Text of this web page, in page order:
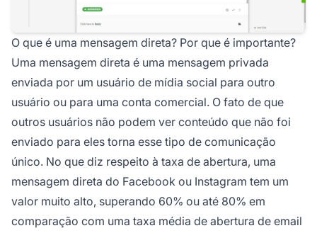
O que é uma mensagem direta? Por que é importante?
Uma mensagem direta é uma mensagem privada
enviada por um usuário de mídia social para outro
usuário ou para uma conta comercial. O fato de que
outros usuários não podem ver conteúdo que não foi
enviado para eles torna esse tipo de comunicação
único. No que diz respeito à taxa de abertura, uma
mensagem direta do Facebook ou Instagram tem um
valor muito alto, superando 60% ou até 80% em
comparação com uma taxa média de abertura de email